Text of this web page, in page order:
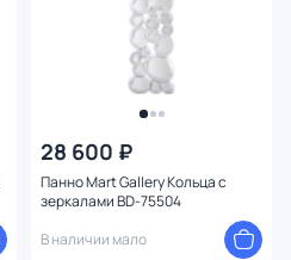
28 600 ₽
Панно Mart Gallery Кольца с
зеркалами BD-75504
В наличии мало